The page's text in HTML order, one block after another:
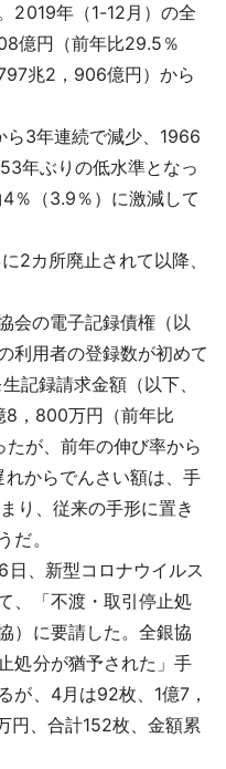
2019年（1-12月）の全
億円（前年比29.5％
兆2，906億円）から
3年連続で減少、1966
年ぶりの低水準となっ
％（3.9％）に激減して
2カ所廃止されて以降、
会の電子記録債権（以
利用者の登録数が初めて
記録請求金額（以下、
8，800万円（前年比
が、前年の伸び率から
からでんさい額は、手
り、従来の手形に置き
だ。
日、新型コロナウイルス
、「不渡・取引停止処
）に要請した。全銀協
処分が猶予された」手
が、4月は92枚、1億7，
円、合計152枚、金額累